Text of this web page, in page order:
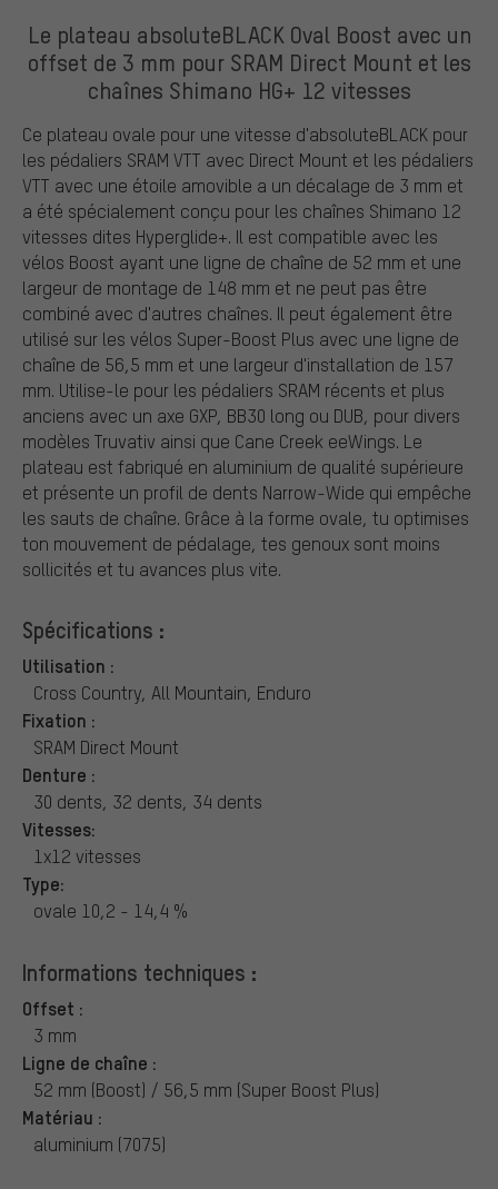
Le plateau absoluteBLACK Oval Boost avec un
offset de 3 mm pour SRAM Direct Mount et les
chaînes Shimano HG+ 12 vitesses
Ce plateau ovale pour une vitesse d'absoluteBLACK pour
les pédaliers SRAM VTT avec Direct Mount et les pédaliers
VTT avec une étoile amovible a un décalage de 3 mm et
a été spécialement conçu pour les chaînes Shimano 12
vitesses dites Hyperglide+. Il est compatible avec les
vélos Boost ayant une ligne de chaîne de 52 mm et une
largeur de montage de 148 mm et ne peut pas être
combiné avec d'autres chaînes. Il peut également être
utilisé sur les vélos Super-Boost Plus avec une ligne de
chaîne de 56,5 mm et une largeur d'installation de 157
mm. Utilise-le pour les pédaliers SRAM récents et plus
anciens avec un axe GXP, BB30 long ou DUB, pour divers
modèles Truvativ ainsi que Cane Creek eeWings. Le
plateau est fabriqué en aluminium de qualité supérieure
et présente un profil de dents Narrow-Wide qui empêche
les sauts de chaîne. Grâce à la forme ovale, tu optimises
ton mouvement de pédalage, tes genoux sont moins
sollicités et tu avances plus vite.
Spécifications :
Utilisation :
Cross Country, All Mountain, Enduro
Fixation :
SRAM Direct Mount
Denture :
30 dents, 32 dents, 34 dents
Vitesses:
1x12 vitesses
Type:
ovale 10,2 - 14,4 %
Informations techniques :
Offset :
3 mm
Ligne de chaîne :
52 mm (Boost) / 56,5 mm (Super Boost Plus)
Matériau :
aluminium (7075)